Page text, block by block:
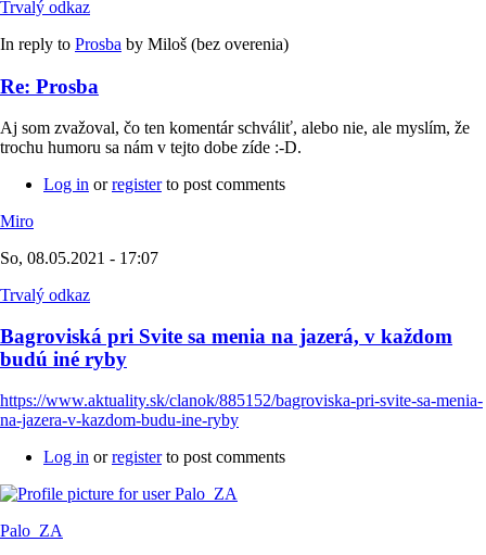
Trvalý odkaz
In reply to Prosba by Miloš (bez overenia)
Re: Prosba
Aj som zvažoval, čo ten komentár schváliť, alebo nie, ale myslím, že
trochu humoru sa nám v tejto dobe zíde :-D.
Log in orregisterto post comments
Miro
So, 08.05.2021 - 17:07
Trvalý odkaz
Bagroviská pri Svite sa menia na jazerá, v každom
budú iné ryby
https://www.aktuality.sk/clanok/885152/bagroviska-pri-svite-sa-menia-
na-jazera-v-kazdom-budu-ine-ryby
Log in orregisterto post comments
Palo_ZA